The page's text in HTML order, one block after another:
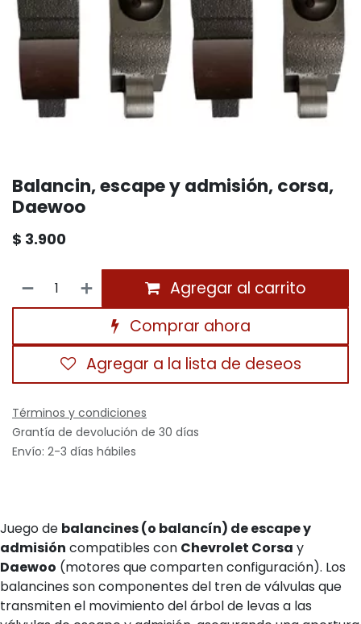
Balancin, escape y admisión, corsa,
Daewoo
$ 3.900
Agregar al carrito
Comprar ahora
Agregar a la lista de deseos
Términos y condiciones
Grantía de devolución de 30 días
Envío: 2-3 días hábiles
Juego de balancines (o balancín) de escape y
admisión compatibles con Chevrolet Corsa y
Daewoo (motores que comparten configuración). Los
balancines son componentes del tren de válvulas que
transmiten el movimiento del árbol de levas a las